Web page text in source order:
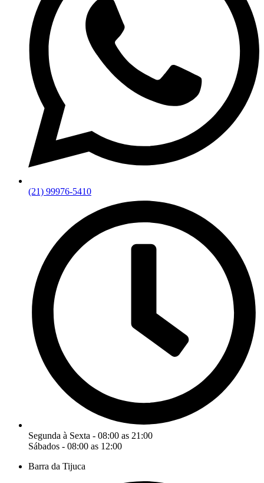
(21) 99976-5410
Segunda à Sexta - 08:00 as 21:00
Sábados - 08:00 as 12:00
Barra da Tijuca